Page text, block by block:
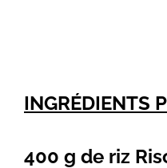
INGRÉDIENTS
400 g de riz